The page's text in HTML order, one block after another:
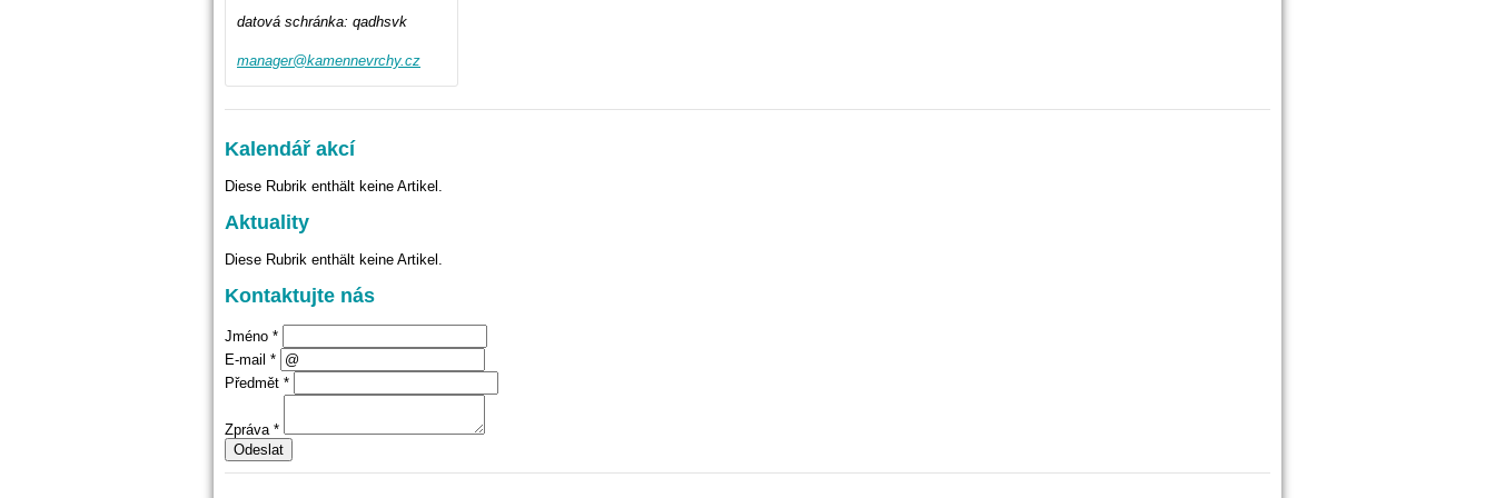
datová schránka: qadhsvk
manager@kamennevrchy.cz
Kalendář akcí
Diese Rubrik enthält keine Artikel.
Aktuality
Diese Rubrik enthält keine Artikel.
Kontaktujte nás
Jméno *
E-mail *
Předmět *
Zpráva *